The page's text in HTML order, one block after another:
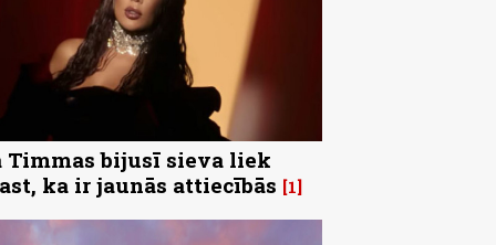
Timmas bijusī sieva liek
ka ir jaunās attiecībās 1